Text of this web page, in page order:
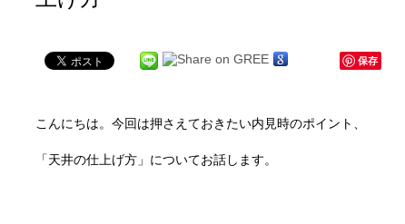
保存
こんにちは。今回は押さえておきたい内見時のポイント、
「天井の仕上げ方」についてお話します。